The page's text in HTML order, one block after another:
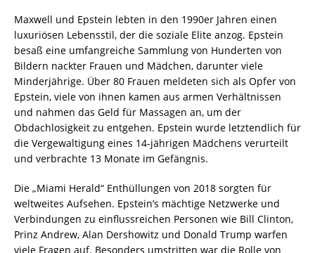
Maxwell und Epstein lebten in den 1990er Jahren einen
luxuriösen Lebensstil, der die soziale Elite anzog. Epstein
besaß eine umfangreiche Sammlung von Hunderten von
Bildern nackter Frauen und Mädchen, darunter viele
Minderjährige. Über 80 Frauen meldeten sich als Opfer von
Epstein, viele von ihnen kamen aus armen Verhältnissen
und nahmen das Geld für Massagen an, um der
Obdachlosigkeit zu entgehen. Epstein wurde letztendlich für
die Vergewaltigung eines 14-jährigen Mädchens verurteilt
und verbrachte 13 Monate im Gefängnis.
Die „Miami Herald“ Enthüllungen von 2018 sorgten für
weltweites Aufsehen. Epstein’s mächtige Netzwerke und
Verbindungen zu einflussreichen Personen wie Bill Clinton,
Prinz Andrew, Alan Dershowitz und Donald Trump warfen
viele Fragen auf. Besonders umstritten war die Rolle von